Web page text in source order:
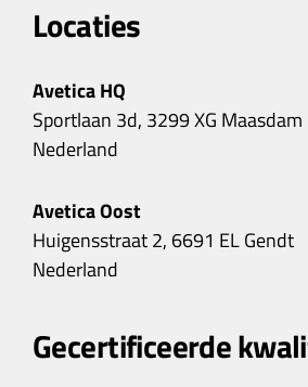
Locaties
Avetica HQ
Sportlaan 3d, 3299 XG Maasdam
Nederland
Avetica Oost
Huigensstraat 2, 6691 EL Gendt
Nederland
Gecertificeerde